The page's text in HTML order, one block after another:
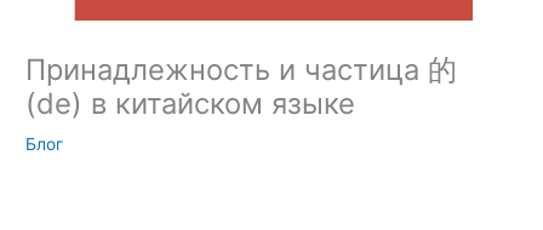
Принадлежность и частица 的
(de) в китайском языке
Блог